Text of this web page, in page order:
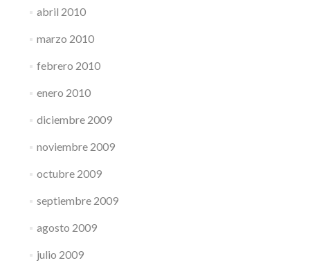
abril 2010
marzo 2010
febrero 2010
enero 2010
diciembre 2009
noviembre 2009
octubre 2009
septiembre 2009
agosto 2009
julio 2009